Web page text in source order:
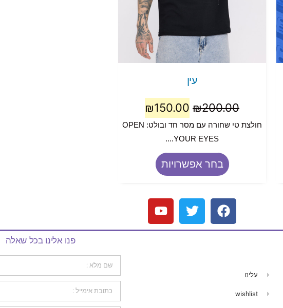
עין
₪200.00
₪150.00
חולצת טי שחורה עם מסר חד ובולט: OPEN
YOUR EYES....
בחר אפשרויות
עלינו
wishlist
פנו אלינו בכל שאלה